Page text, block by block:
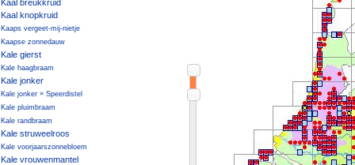
Kaal breukkruid
Kaal knopkruid
Kaaps vergeet-mij-nietje
Kaapse zonnedauw
Kale gierst
Kale haagbraam
Kale jonker
Kale jonker × Speerdistel
Kale pluimbraam
Kale randbraam
Kale struweelroos
Kale voorjaarszonnebloem
Kale vrouwenmantel